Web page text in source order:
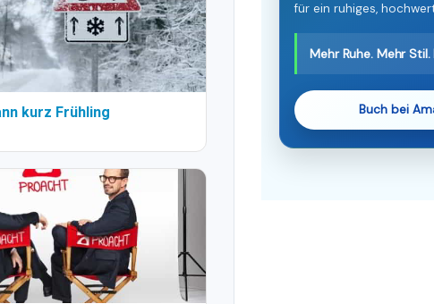
kurz Frühling
für ein ruhiges,
Mehr Ruhe. Mehr
Buch bei